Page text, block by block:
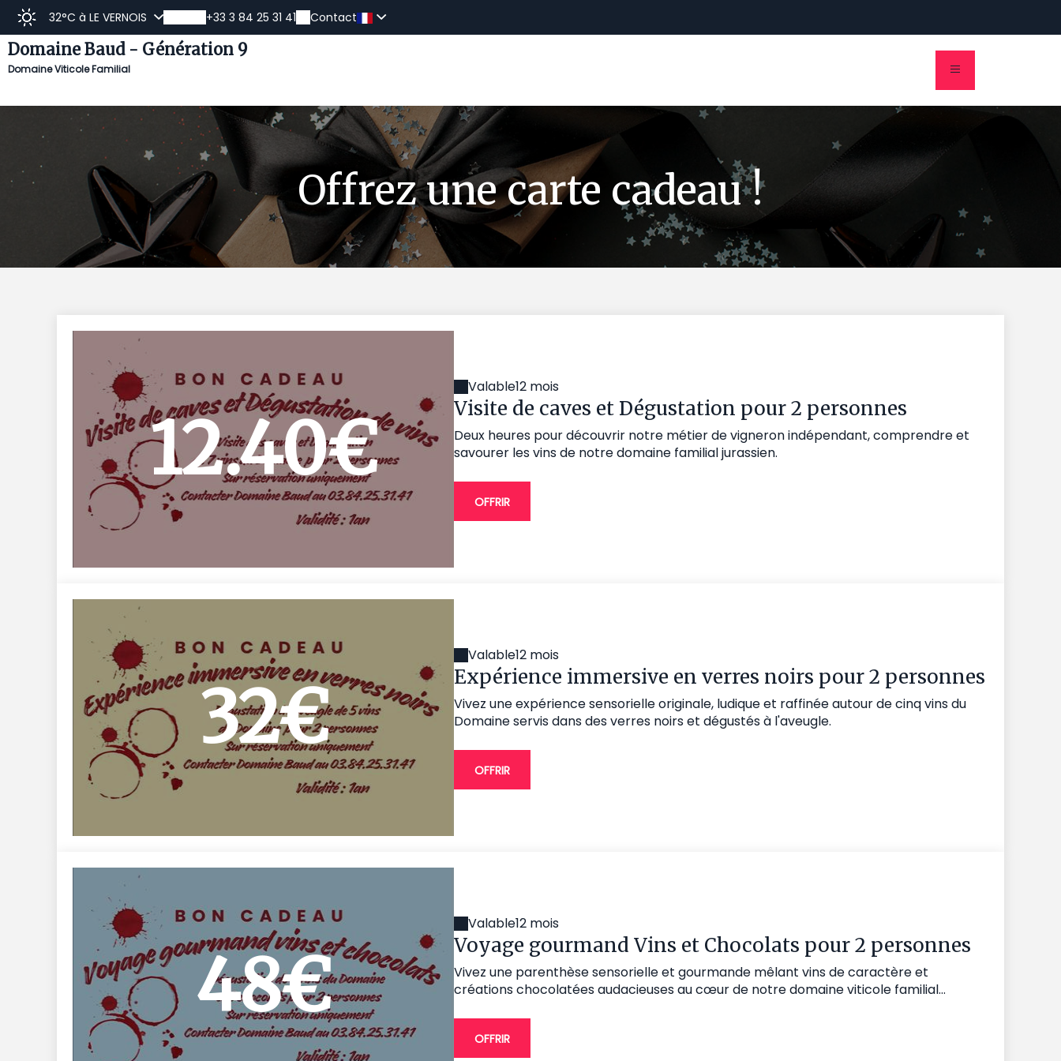
32°C à LE VERNOIS +33 3 84 25 31 41 Contact
Domaine Baud - Génération 9
Domaine Viticole Familial
Découvrir Vente en ligne Hébergement Cartes cadeaux Réserver
Offrez une carte cadeau !
12.40€
Valable12 mois
Visite de caves et Dégustation pour 2 personnes
Deux heures pour découvrir notre métier de vigneron indépendant, comprendre et
savourer les vins de notre domaine familial jurassien.
OFFRIR
32€
Valable12 mois
Expérience immersive en verres noirs pour 2 personnes
Vivez une expérience sensorielle originale, ludique et raffinée autour de cinq vins du
Domaine servis dans des verres noirs et dégustés à l'aveugle.
OFFRIR
48€
Valable12 mois
Voyage gourmand Vins et Chocolats pour 2 personnes
Vivez une parenthèse sensorielle et gourmande mêlant vins de caractère et
créations chocolatées audacieuses au cœur de notre domaine viticole familial...
OFFRIR